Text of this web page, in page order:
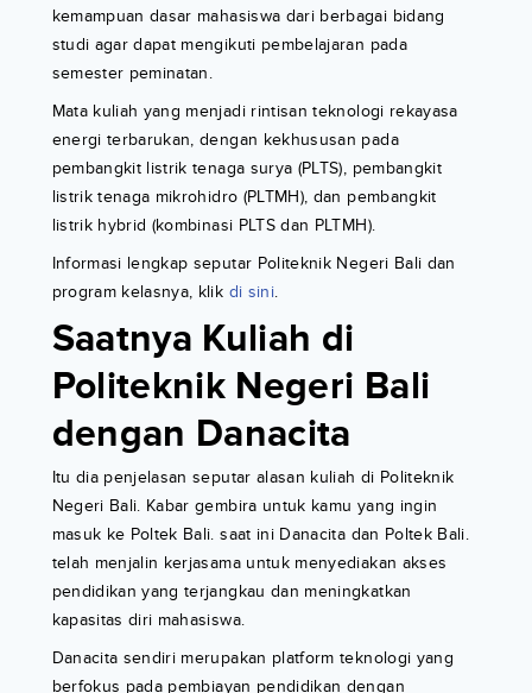
kemampuan dasar mahasiswa dari berbagai bidang
studi agar dapat mengikuti pembelajaran pada
semester peminatan.
Mata kuliah yang menjadi rintisan teknologi rekayasa
energi terbarukan, dengan kekhususan pada
pembangkit listrik tenaga surya (PLTS), pembangkit
listrik tenaga mikrohidro (PLTMH), dan pembangkit
listrik hybrid (kombinasi PLTS dan PLTMH).
Informasi lengkap seputar Politeknik Negeri Bali dan
program kelasnya, klik di sini.
Saatnya Kuliah di
Politeknik Negeri Bali
dengan Danacita
Itu dia penjelasan seputar alasan kuliah di Politeknik
Negeri Bali. Kabar gembira untuk kamu yang ingin
masuk ke Poltek Bali. saat ini Danacita dan Poltek Bali.
telah menjalin kerjasama untuk menyediakan akses
pendidikan yang terjangkau dan meningkatkan
kapasitas diri mahasiswa.
Danacita sendiri merupakan platform teknologi yang
berfokus pada pembiayan pendidikan dengan